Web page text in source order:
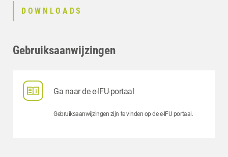
DOWNLOADS
Gebruiksaanwijzingen
Ga naar de e-IFU-portaal
Gebruiksaanwijzingen zijn te vinden op de e-IFU portaal.